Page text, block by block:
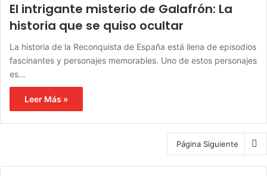
El intrigante misterio de Galafrón: La
historia que se quiso ocultar
La historia de la Reconquista de España está llena de episodios
fascinantes y personajes memorables. Uno de estos personajes
es…
Leer Más »
Página Siguiente